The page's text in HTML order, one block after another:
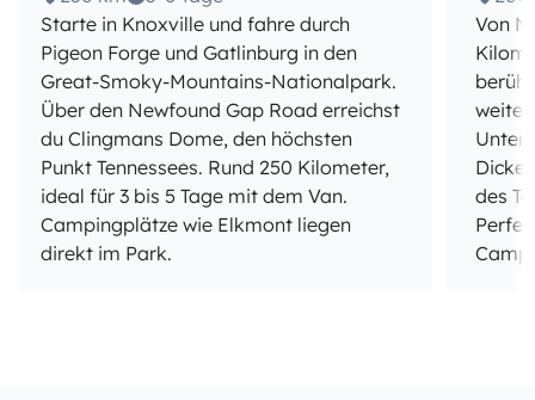
Starte in Knoxville und fahre durch
Pigeon Forge und Gatlinburg in den
Great-Smoky-Mountains-Nationalpark.
Über den Newfound Gap Road erreichst
du Clingmans Dome, den höchsten
Punkt Tennessees. Rund 250 Kilometer,
ideal für 3 bis 5 Tage mit dem Van.
Campingplätze wie Elkmont liegen
direkt im Park.
Von
weiter
des